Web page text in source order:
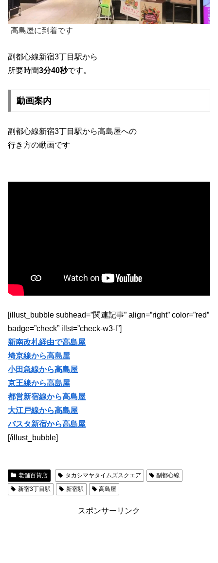
高島屋に到着です
副都心線新宿3丁目駅から
所要時間3分40秒です。
動画案内
副都心線新宿3丁目駅から高島屋への
行き方の動画です
[illust_bubble subhead=”関連記事” align=”right” color=”red”
badge=”check” illst=”check-w3-l”]
新南改札経由で高島屋
埼京線から高島屋
小田急線から高島屋
京王線から高島屋
都営新宿線から高島屋
大江戸線から高島屋
バスタ新宿から高島屋
[/illust_bubble]
老舗百貨店 タカシマヤタイムズスクエア
副都心線
新宿3丁目駅
新宿駅 高島屋
スポンサーリンク